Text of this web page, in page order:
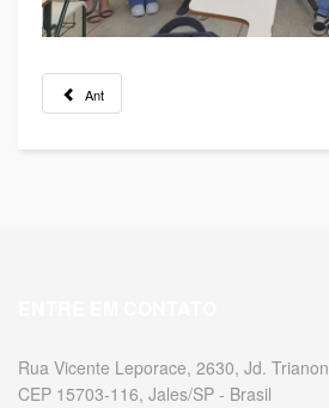
Ant
Rua Vicente Leporace, 2630, Jd. Trianon
CEP 15703-116, Jales/SP - Brasil